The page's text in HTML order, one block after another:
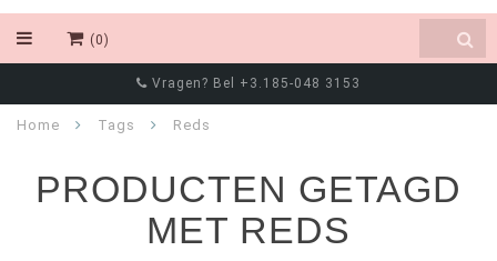
(0)
Vragen? Bel +3.185-048 3153
Home Tags Reds
PRODUCTEN GETAGD
MET REDS